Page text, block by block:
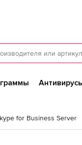
for Business Server